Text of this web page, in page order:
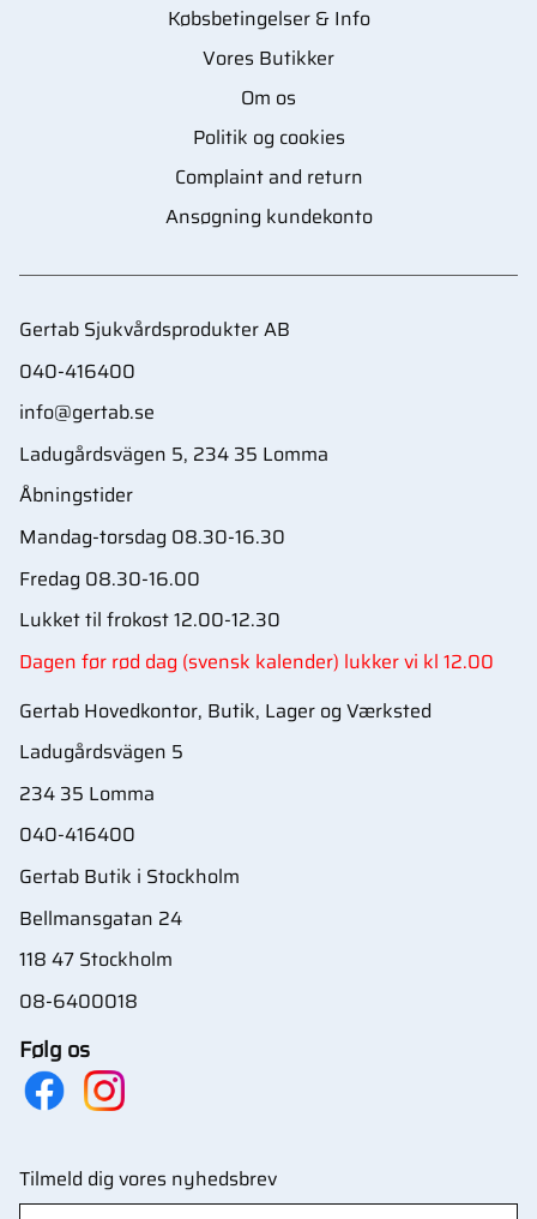
Købsbetingelser & Info
Vores Butikker
Om os
Politik og cookies
Complaint and return
Ansøgning kundekonto
Gertab Sjukvårdsprodukter AB
040-416400
info@gertab.se
Ladugårdsvägen 5, 234 35 Lomma
Åbningstider
Mandag-torsdag 08.30-16.30
Fredag 08.30-16.00
Lukket til frokost 12.00-12.30
Dagen før rød dag (svensk kalender) lukker vi kl 12.00
Gertab Hovedkontor, Butik, Lager og Værksted
Ladugårdsvägen 5
234 35 Lomma
040-416400
Gertab Butik i Stockholm
Bellmansgatan 24
118 47 Stockholm
08-6400018
Følg os
Tilmeld dig vores nyhedsbrev